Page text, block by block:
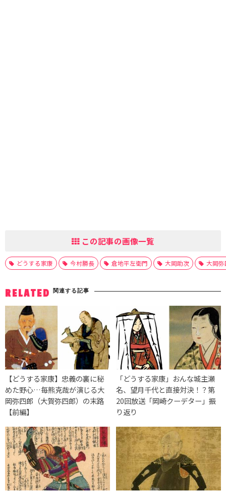
この記事の画像一覧
どうする家康 今村勝長 倉地平左衛門 大岡助次 大岡弥
RELATED 関連する記事
【どうする家康】忠義の裏に秘
めた野心…毎熊克哉が演じる大
岡弥四郎（大賀弥四郎）の末路
【前編】
「どうする家康」おんな城主瀬
名、望月千代と直接対決！？第
20回放送「岡崎クーデター」振
り返り